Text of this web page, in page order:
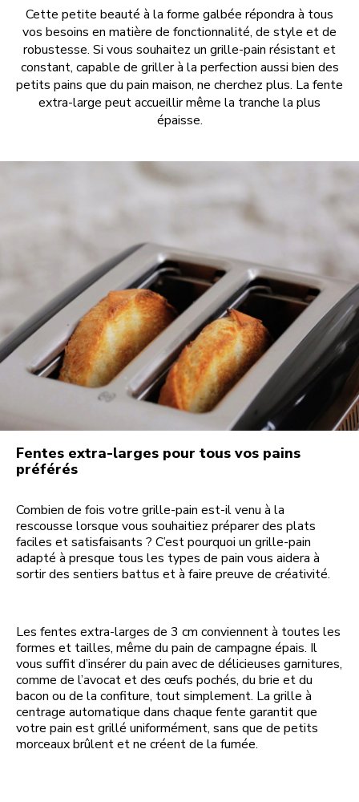
Cette petite beauté à la forme galbée répondra à tous
vos besoins en matière de fonctionnalité, de style et de
robustesse. Si vous souhaitez un grille-pain résistant et
constant, capable de griller à la perfection aussi bien des
petits pains que du pain maison, ne cherchez plus. La fente
extra-large peut accueillir même la tranche la plus
épaisse.
Fentes extra-larges pour tous vos pains
préférés
Combien de fois votre grille-pain est-il venu à la
rescousse lorsque vous souhaitiez préparer des plats
faciles et satisfaisants ? C’est pourquoi un grille-pain
adapté à presque tous les types de pain vous aidera à
sortir des sentiers battus et à faire preuve de créativité.
Les fentes extra-larges de 3 cm conviennent à toutes les
formes et tailles, même du pain de campagne épais. Il
vous suffit d’insérer du pain avec de délicieuses garnitures,
comme de l’avocat et des œufs pochés, du brie et du
bacon ou de la confiture, tout simplement. La grille à
centrage automatique dans chaque fente garantit que
votre pain est grillé uniformément, sans que de petits
morceaux brûlent et ne créent de la fumée.